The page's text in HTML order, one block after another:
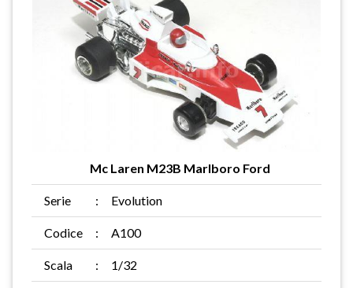
Mc Laren M23B Marlboro Ford
Serie : Evolution
Codice : A100
Scala : 1/32